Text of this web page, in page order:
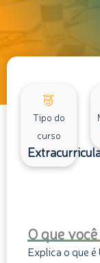
Tipo do
curso
O que
Explica o que é